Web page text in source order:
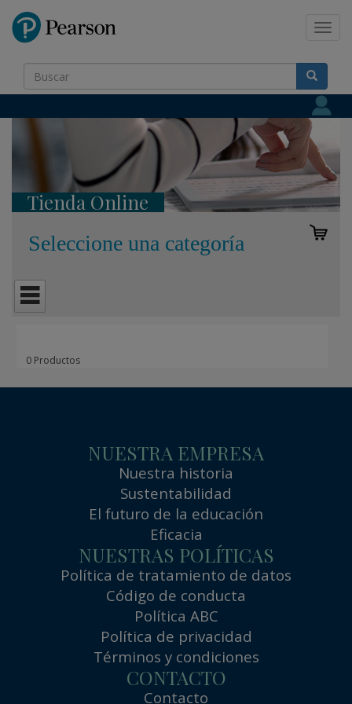
Tienda Online
Seleccione una categoría
0 Productos
NUESTRA EMPRESA
Nuestra historia
Sustentabilidad
El futuro de la educación
Eficacia
NUESTRAS POLÍTICAS
Política de tratamiento de datos
Código de conducta
Política ABC
Política de privacidad
Términos y condiciones
CONTACTO
Contacto